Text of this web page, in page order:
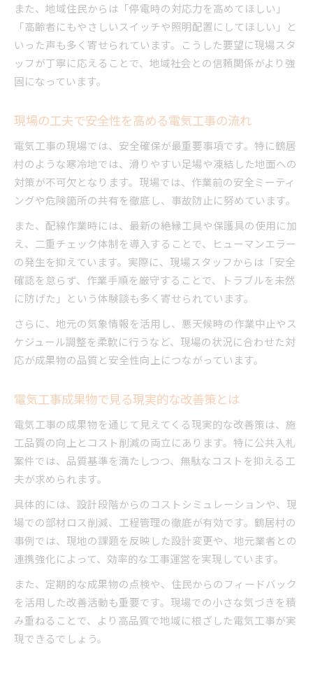
また、地域住民からは「停電時の対応力を高めてほしい」
「高齢者にもやさしいスイッチや照明配置にしてほしい」と
いった声も多く寄せられています。こうした要望に現場スタ
ッフが丁寧に応えることで、地域社会との信頼関係がより強
固になっています。
現場の工夫で安全性を高める電気工事の流れ
電気工事の現場では、安全確保が最重要事項です。特に鶴居
村のような寒冷地では、滑りやすい足場や凍結した地面への
対策が不可欠となります。現場では、作業前の安全ミーティ
ングや危険箇所の共有を徹底し、事故防止に努めています。
また、配線作業時には、最新の絶縁工具や保護具の使用に加
え、二重チェック体制を導入することで、ヒューマンエラー
の発生を抑えています。実際に、現場スタッフからは「安全
確認を怠らず、作業手順を厳守することで、トラブルを未然
に防げた」という体験談も多く寄せられています。
さらに、地元の気象情報を活用し、悪天候時の作業中止やス
ケジュール調整を柔軟に行うなど、現場の状況に合わせた対
応が成果物の品質と安全性向上につながっています。
電気工事成果物で見る現実的な改善策とは
電気工事の成果物を通じて見えてくる現実的な改善策は、施
工品質の向上とコスト削減の両立にあります。特に公共入札
案件では、品質基準を満たしつつ、無駄なコストを抑える工
夫が求められます。
具体的には、設計段階からのコストシミュレーションや、現
場での部材ロス削減、工程管理の徹底が有効です。鶴居村の
事例では、現地の課題を反映した設計変更や、地元業者との
連携強化によって、効率的な工事運営を実現しています。
また、定期的な成果物の点検や、住民からのフィードバック
を活用した改善活動も重要です。現場での小さな気づきを積
み重ねることで、より高品質で地域に根ざした電気工事が実
現できるでしょう。